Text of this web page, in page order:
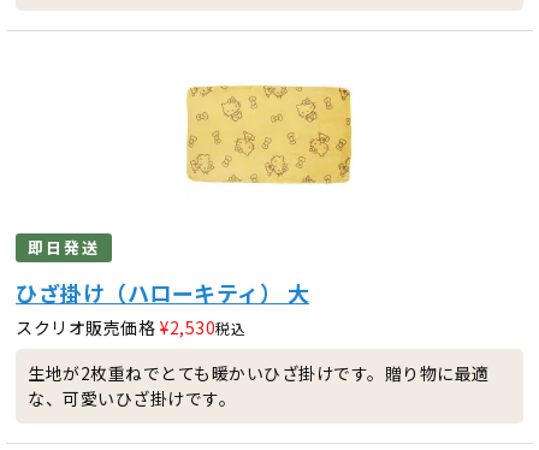
即日発送
ひざ掛け（ハローキティ） 大
スクリオ販売価格 ¥2,530税込
生地が2枚重ねでとても暖かいひざ掛けです。贈り物に最適
な、可愛いひざ掛けです。